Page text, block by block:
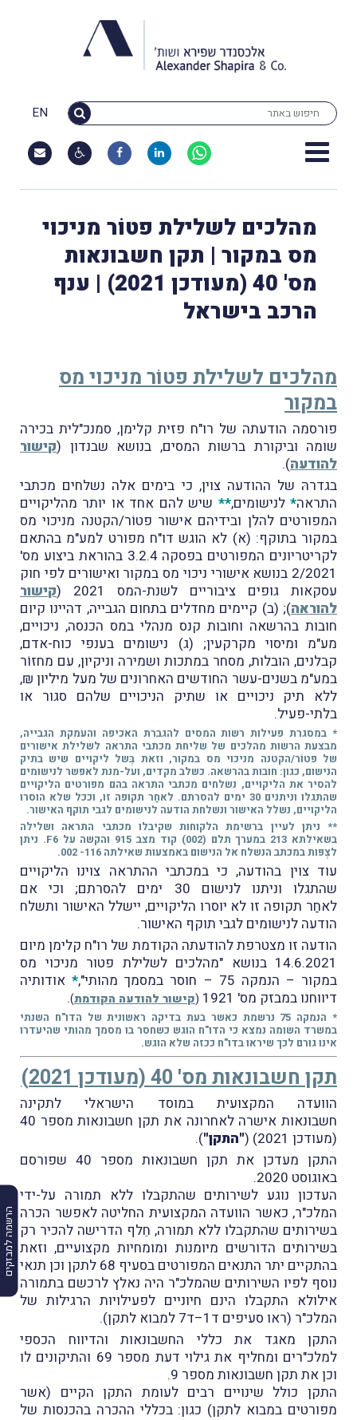
EN
הרשמה למבזקים
מהלכים לשלילת פטוֹר מניכוי
מס במקור | תקן חשבונאות
מס' 40 (מעודכן 2021) | ענף
הרכב בישראל
מהלכים לשלילת פטוֹר מניכוי מס
במקור
פורסמה הודעתה של רו"ח פזית קלימן, סמנכ"לית בכירה
שומה וביקורת ברשות המסים, בנושא שבנדון (קישור
להודעה).
בגדרהּ של ההודעה צוין, כי בימים אלה נשלחים מכתבי
התראה*לנישומים,** שיש להם אחד או יותר מהליקויים
המפורטים להלן ובידיהם אישור פטוֹר/הקטנה מניכוי מס
במקור בתוקף: (א) לא הוגש דו"ח מפורט למע"מ בהתאם
לקריטריונים המפורטים בפסקה 3.2.4 בהוראת ביצוע מס'
2/2021 בנושא אישורי ניכוי מס במקור ואישורים לפי חוק
עסקאות גופים ציבוריים לשנת-המס 2021 (
קישור
להוראה); (ב) קיימים מחדלים בתחום הגבייה, דהיינו קיום
חובות בהרשאה וחובות קנס מנהלי במס הכנסה, ניכויים,
מע"מ ומיסוי מקרקעין; (ג) נישומים בענפי כוח-אדם,
קבלנים, הובלות, מסחר במתכות ושמירה וניקיון, עם מחזוֹר
במע"מ בשנים-עשר החודשים האחרונים של מעל מיליון ₪,
ללא תיק ניכויים או שתיק הניכויים שלהם סגור או
בלתי-פעיל.
* במסגרת פעילות רשות המסים להגברת האכיפה והעמקת הגבייה,
מבצעת הרשות מהלכים של שליחת מכתבי התראה לשלילת אישורים
של פטוֹר/הקטנה מניכוי מס במקור, וזאת בְּשל ליקויים שיש בתיק
הנישום, כגון: חובות בהרשאה. כשלב מקדים, ועל-מנת לאפשר לנישומים
להסיר את הליקויים, נשלחים מכתבי התראה בהם מפורטים הליקויים
שהתגלו וניתנים 30 ימים להסרתם. לאחַר תקופה זו, וככל שלא הוסרו
הליקויים, נשלל האישור ונשלחת הודעה לנישומים לגבי תוקף האישור.
** ניתן לעיין ברשימת הלקוחות שקיבלו מכתבי התראה ושלילה
בשאילתא 213 במערך תלם (002) קוד מצב 915 והקשה על F6. ניתן
לצְפּות במכתב הנשלח אל הנישום באמצעות שאילתה 116- 002.
עוד צוין בהודעה, כי במכתבי ההתראה צוינו הליקויים
שהתגלו וניתנו לנישום 30 ימים להסרתם; וכי אם
לאחַר תקופה זו לא יוסרו הליקויים, יישלל האישור ותשלח
הודעה לנישומים לגבי תוקף האישור.
הודעה זו מצטרפת להודעתה הקודמת של רו"ח קלימן מיום
14.6.2021 בנושא "מהלכים לשלילת פטור מניכוי מס
במקור – הנמקה 75 – חוסר במסמך מהותי",
*אודותיה
דיווחנו במבזק מס' 1921
(קישור להודעה הקודמת)
.
* הנמקה 75 נרשמת כאשר בעת בדיקה ראשונית של הדו"ח השנתי
במשרד השומה נמצא כי הדו"ח הוגש כשחסר בו מסמך מהותי שהיעדרו
אינו גורם לכך שיראו בדו"ח ככזה שלא הוגש.
תקן חשבונאות מס' 40 (מעודכן 2021)
הוועדה המקצועית במוסד הישראלי לתקינה
חשבונאות אישרה לאחרונה את תקן חשבונאות מספר 40
(מעודכן 2021) (
"התקן").
התקן מעדכן את תקן חשבונאות מספר 40 שפורסם
באוגוסט 2020.
העדכון נוגע לשירותים שהתקבלו ללא תמורה על-ידי
המלכ"ר, כאשר הוועדה המקצועית החליטה לאפשר הכרה
בשירותים שהתקבלו ללא תמורה, חֵלף הדרישה להכיר רק
בשירותים הדורשים מיומנות ומומחיות מקצועיים, וזאת
בהתקיים יתר התנאים המפורטים בסעיף 68 לתקן וכן תנאי
נוסף לפיו השירותים שהמלכ"ר היה נאלץ לרכשם בתמורה
אילולא התקבלו הינם חיוניים לפעילויות הרגילות של
המלכ"ר (ראו סעיפים ד1–ד7 למבוא לתקן).
התקן מאגד את כללי החשבונאות והדיווח הכספי
למלכ"רים ומחליף את גילוי דעת מספר 69 והתיקונים לו
וכן את תקן חשבונאות מספר 9.
התקן כולל שינויים רבים לעומת התקן הקיים (אשר
מפורטים במבוא לתקן) כגון: בכללי ההכרה בהכנסות של